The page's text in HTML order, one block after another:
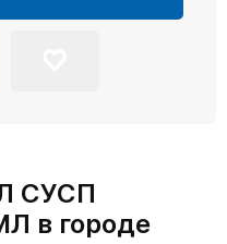
СУСП
в городе